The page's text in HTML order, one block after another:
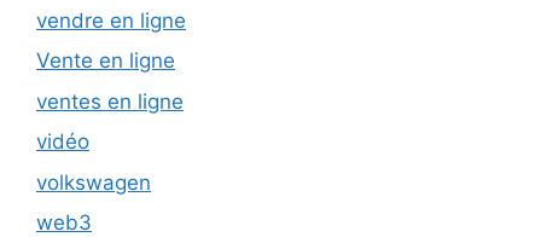
vendre en ligne
Vente en ligne
ventes en ligne
vidéo
volkswagen
web3